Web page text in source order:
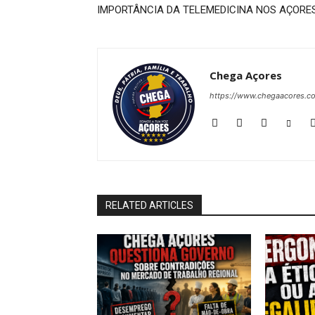
IMPORTÂNCIA DA TELEMEDICINA NOS
Chega Açores
https://
RELATED ARTICLES